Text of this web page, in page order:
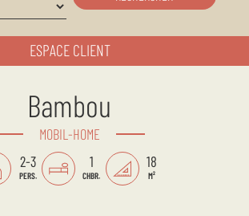
ESPACE CLIENT
Bambou
MOBIL-HOME
2-3
PERS.
1
CHBR.
18
M²